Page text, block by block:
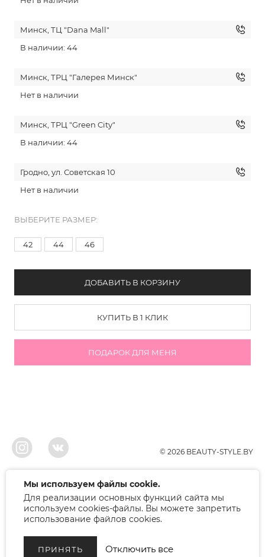
Минск, ТЦ "Dana Mall"
В наличии: 44
Минск, ТРЦ "Галерея Минск"
Нет в наличии
Минск, ТРЦ "Green City"
В наличии: 44
Гродно, ул. Советская 10
Нет в наличии
ВЫБЕРИТЕ РАЗМЕР:
42 44 46
ДОБАВИТЬ В КОРЗИНУ
КУПИТЬ В 1 КЛИК
ПОДАРОК ДЛЯ МЕНЯ
© 2026 BEAUTY-STYLE.BY
ООО"БЬЮТИ", УНП 291022671, Свидельство о регистрации 05.10.2010
Брестским районым исполнительным комитетом. Регистрация в торговом
реестре 12.01.2018, номер 402445.
Беларусь, Брест, ул. Лейтенанта Рябцева 75
Режим работы: 9.00-17.00. Контакт: +375 (33) 379-10-80
Мы используем файлы cookie.
Для реализации основных функций сайта мы
используем cookies-файлы. Вы можете запретить
использование файлов cookies.
ПРИНЯТЬ Отключить все